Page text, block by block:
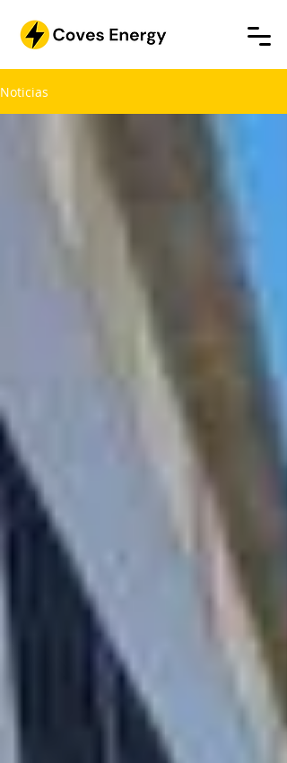
Noticias